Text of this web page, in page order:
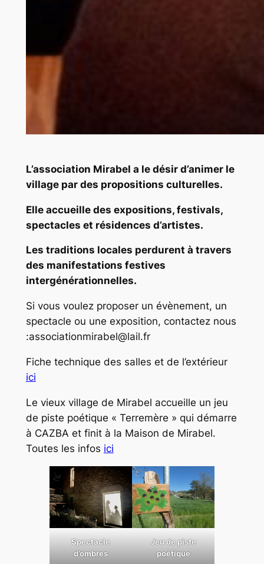
L’association Mirabel a le désir d’animer le
village par des propositions culturelles.
Elle accueille des expositions, festivals,
spectacles et résidences d’artistes.
Les traditions locales perdurent à travers
des manifestations festives
intergénérationnelles.
Si vous voulez proposer un évènement, un
spectacle ou une exposition, contactez nous
:associationmirabel@lail.fr
Fiche technique des salles et de l’extérieur
ici
Le vieux village de Mirabel accueille un jeu
de piste poétique « Terremère » qui démarre
à CAZBA et finit à la Maison de Mirabel.
Toutes les infos ici
Spectacle
d’ombres
Jeu de piste
poétique